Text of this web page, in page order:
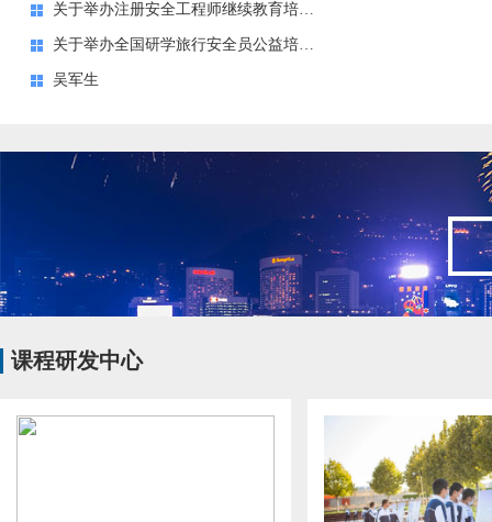
关于举办注册安全工程师继续教育培训班的通知
关于举办全国研学旅行安全员公益培训班的通知
吴军生
课程研发中心